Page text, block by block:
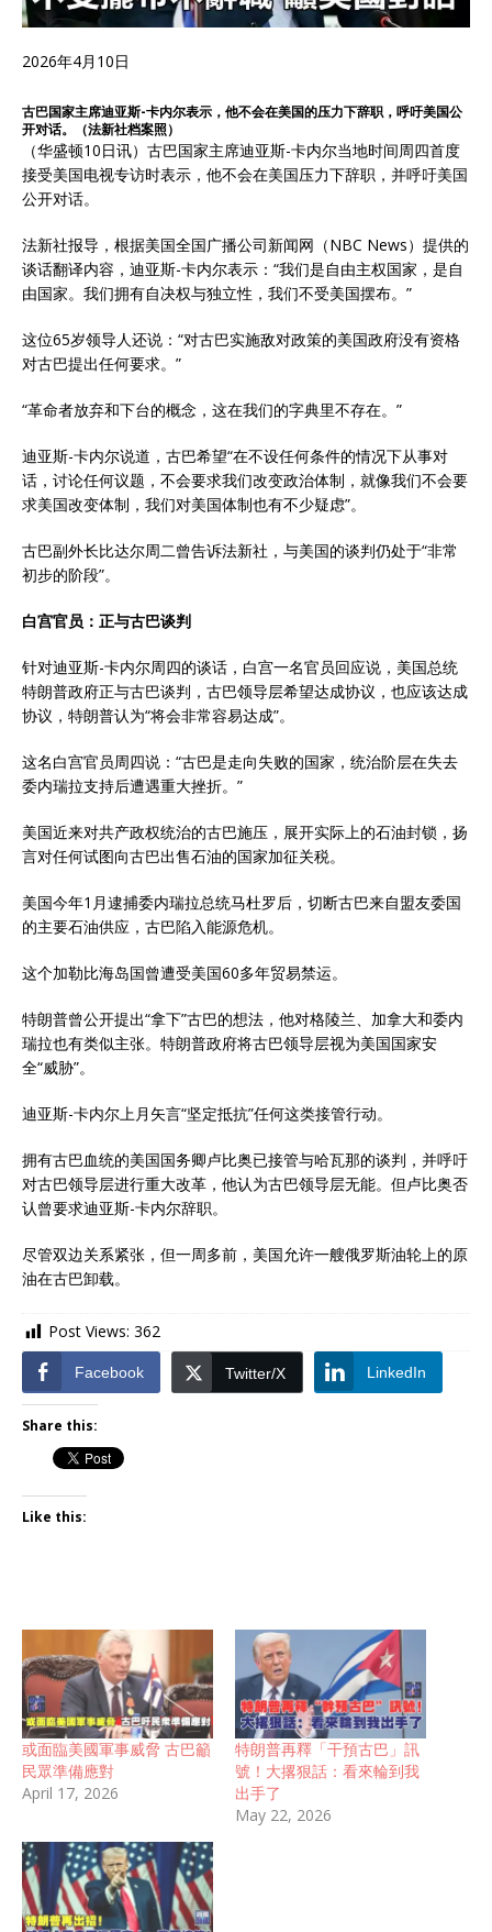
2026年4月10日
古巴国家主席迪亚斯-卡内尔表示，他不会在美国的压力下辞职，呼吁美国公
开对话。（法新社档案照）
（华盛顿10日讯）古巴国家主席迪亚斯-卡内尔当地时间周四首度
接受美国电视专访时表示，他不会在美国压力下辞职，并呼吁美国
公开对话。
法新社报导，根据美国全国广播公司新闻网（NBC News）提供的
谈话翻译内容，迪亚斯-卡内尔表示：“我们是自由主权国家，是自
由国家。我们拥有自决权与独立性，我们不受美国摆布。”
这位65岁领导人还说：“对古巴实施敌对政策的美国政府没有资格
对古巴提出任何要求。”
“革命者放弃和下台的概念，这在我们的字典里不存在。”
迪亚斯-卡内尔说道，古巴希望“在不设任何条件的情况下从事对
话，讨论任何议题，不会要求我们改变政治体制，就像我们不会要
求美国改变体制，我们对美国体制也有不少疑虑”。
古巴副外长比达尔周二曾告诉法新社，与美国的谈判仍处于“非常
初步的阶段”。
白宫官员：正与古巴谈判
针对迪亚斯-卡内尔周四的谈话，白宫一名官员回应说，美国总统
特朗普政府正与古巴谈判，古巴领导层希望达成协议，也应该达成
协议，特朗普认为“将会非常容易达成”。
这名白宫官员周四说：“古巴是走向失败的国家，统治阶层在失去
委内瑞拉支持后遭遇重大挫折。”
美国近来对共产政权统治的古巴施压，展开实际上的石油封锁，扬
言对任何试图向古巴出售石油的国家加征关税。
美国今年1月逮捕委内瑞拉总统马杜罗后，切断古巴来自盟友委国
的主要石油供应，古巴陷入能源危机。
这个加勒比海岛国曾遭受美国60多年贸易禁运。
特朗普曾公开提出“拿下”古巴的想法，他对格陵兰、加拿大和委内
瑞拉也有类似主张。特朗普政府将古巴领导层视为美国国家安
全“威胁”。
迪亚斯-卡内尔上月矢言“坚定抵抗”任何这类接管行动。
拥有古巴血统的美国国务卿卢比奥已接管与哈瓦那的谈判，并呼吁
对古巴领导层进行重大改革，他认为古巴领导层无能。但卢比奥否
认曾要求迪亚斯-卡内尔辞职。
尽管双边关系紧张，但一周多前，美国允许一艘俄罗斯油轮上的原
油在古巴卸载。
Post Views: 362
Facebook Twitter/X LinkedIn
Share this:
Like this:
或面臨美國軍事威脅 古巴籲
民眾準備應對
April 17, 2026
特朗普再釋「干預古巴」訊
號！大撂狠話：看來輪到我
出手了
May 22, 2026